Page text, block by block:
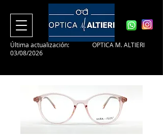
Última actualización:
03/08/2026
OPTICA M. ALTIERI